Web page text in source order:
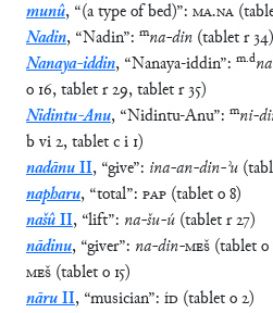
munû, “(a type of bed)”: MA.NA (
Nadin, “Nadin”: mna-din (tabletr34)
Nanaya-iddin, “Nanaya-iddin”: m.dna
o 16,tabletr29,tabletr35)
Nidintu-Anu, “Nidintu-Anu”: mni-
bvi2,tabletci 1)
nadānuII, “give”: ina-an-din-ʾu (
napharu, “total”: PAP (tableto8)
našûII, “lift”: na-šu-ú (tabletr27)
nādinu, “giver”: na-din-MEŠ (tableto
MEŠ (tableto 15)
nāruII, “musician”: ÍD (tableto2)